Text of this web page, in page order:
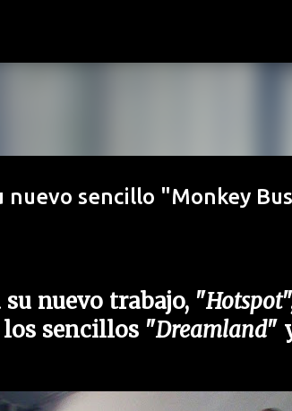
nuevo sencillo "Monkey
nuevo trabajo, "Hotspot
sencillos "Dreamland"